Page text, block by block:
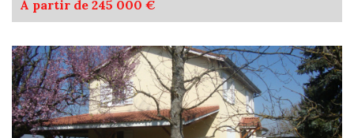
À partir de 245 000 €